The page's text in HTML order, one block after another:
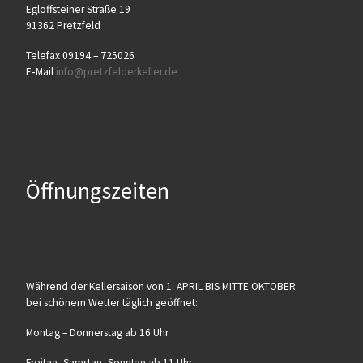
Egloff­stei­ner Stra­ße 19
91362 Pretzfeld
Tele­fax 09194 – 725026
E‑Mail info@​pretzfelderkeller.​de
Öffnungszeiten
Wäh­rend der Kel­ler­sai­son von 1. APRIL BIS MITTE OKTOBER
bei schö­nem Wet­ter täg­lich geöffnet:
Mon­tag – Don­ners­tag ab 16 Uhr